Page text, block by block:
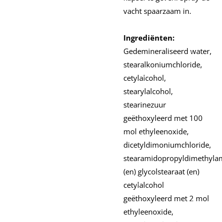
vacht spaarzaam in.
Ingrediënten:
Gedemineraliseerd water,
stearalkoniumchloride,
cetylalcohol,
stearylalcohol,
stearinezuur
geëthoxyleerd met 100
mol ethyleenoxide,
dicetyldimoniumchloride,
(en) glycolstearaat (en)
cetylalcohol
geëthoxyleerd met 2 mol
ethyleenoxide,